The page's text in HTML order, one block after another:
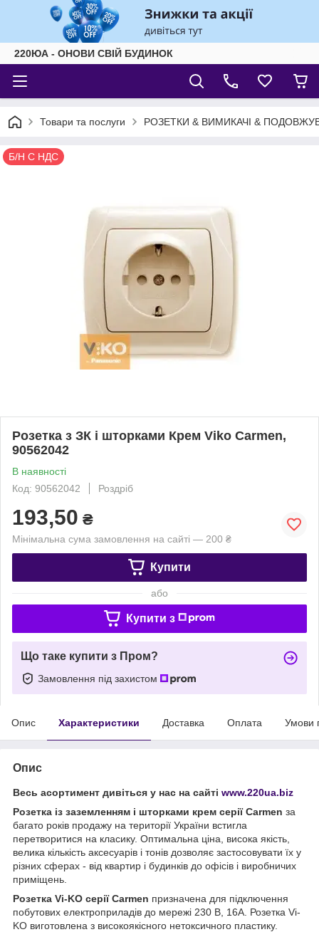
220ЮА - ОНОВИ СВІЙ БУДИНОК
Товари та послуги РОЗЕТКИ & ВИМИКАЧІ &
Б/Н С НДС
Розетка з ЗК і шторками Крем Viko Carmen,
90562042
В наявності
Код: 90562042
Роздріб
193,50 ₴
Мінімальна сума замовлення на сайті — 200 ₴
Купити
або
Купити з
Що таке купити з Пром?
Замовлення під захистом
Опис Характеристики Доставка Оплата Умови
Опис
Весь асортимент дивіться у нас на сайті www.220ua.biz
Розетка із заземленням і шторками крем серії Carmen за
багато років продажу на території України встигла
перетворитися на класику. Оптимальна ціна, висока якість,
велика кількість аксесуарів і тонів дозволяє застосовувати їх у
різних сферах - від квартир і будинків до офісів і виробничих
приміщень.
Розетка Vi-KO серії Carmen призначена для підключення
побутових електроприладів до мережі 230 В, 16А. Розетка Vi-
KO виготовлена з високоякісного нетоксичного пластику.